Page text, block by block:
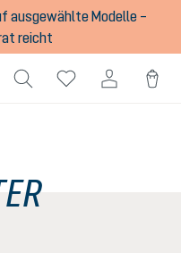
ausgewählte Modelle –
reicht